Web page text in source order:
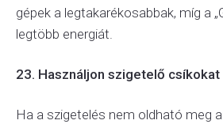
gépek a legtakarékosabbak, míg a
legtöbb energiát.
23. Használjon szigetelő csíkokat
Ha a szigetelés nem oldható meg